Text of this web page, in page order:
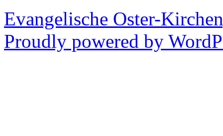
Evangelische Oster-
Proudly powered by